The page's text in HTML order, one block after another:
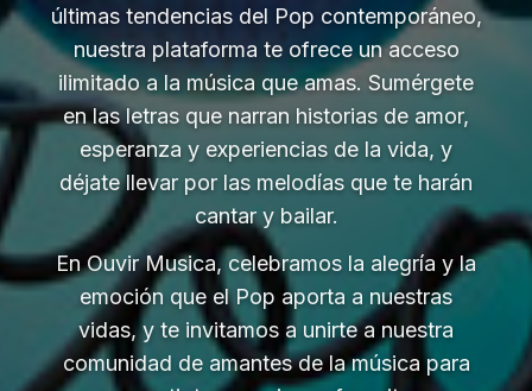
últimas tendencias del Pop contemporáneo,
nuestra plataforma te ofrece un acceso
ilimitado a la música que amas. Sumérgete
en las letras que narran historias de amor,
esperanza y experiencias de la vida, y
déjate llevar por las melodías que te harán
cantar y bailar.
En Ouvir Musica, celebramos la alegría y la
emoción que el Pop aporta a nuestras
vidas, y te invitamos a unirte a nuestra
comunidad de amantes de la música para